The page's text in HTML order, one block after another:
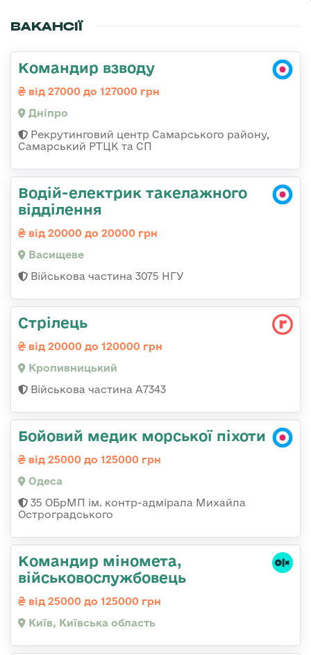
ВАКАНСІЇ
Командир взводу
від 27000 до 127000 грн
Дніпро
Рекрутинговий центр Самарського району,
Самарський РТЦК та СП
Водій-електрик такелажного
відділення
від 20000 до 20000 грн
Васищеве
Військова частина 3075 НГУ
Стрілець
від 20000 до 120000 грн
Кропивницький
Військова частина А7343
Бойовий медик морської піхоти
від 25000 до 125000 грн
Одеса
35 ОБрМП ім. контр-адмірала Михайла
Остроградського
Командиp міномета,
військовослужбовець
від 25000 до 125000 грн
Київ, Київська область